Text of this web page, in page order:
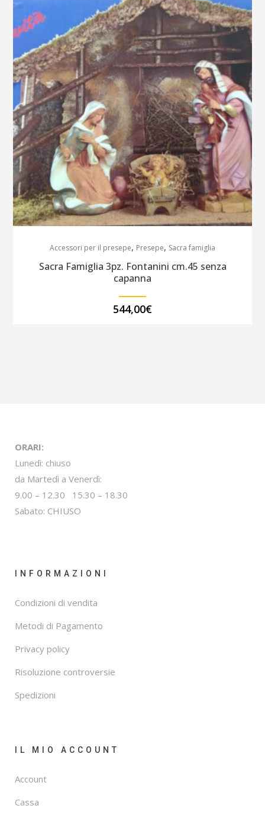
Accessori per il presepe, Presepe, Sacra famiglia
Sacra Famiglia 3pz. Fontanini cm.45 senza
capanna
544,00€
ORARI:
Lunedì: chiuso
da Martedì a Venerdì:
9.00 – 12.30 15.30 – 18.30
Sabato: CHIUSO
INFORMAZIONI
Condizioni di vendita
Metodi di Pagamento
Privacy policy
Risoluzione controversie
Spedizioni
IL MIO ACCOUNT
Account
Cassa